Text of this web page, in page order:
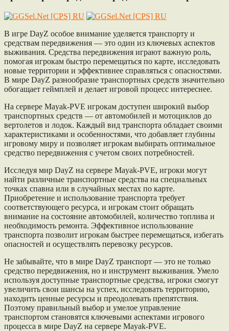
В игре DayZ особое внимание уделяется транспорту и
средствам передвижения — это один из ключевых аспектов
выживания. Средства передвижения играют важную роль,
помогая игрокам быстро перемещаться по карте, исследовать
новые территории и эффективнее справляться с опасностями.
В мире DayZ разнообразие транспортных средств значительно
обогащает геймплей и делает игровой процесс интереснее.
На сервере Mayak-PVE игрокам доступен широкий выбор
транспортных средств — от автомобилей и мотоциклов до
вертолетов и лодок. Каждый вид транспорта обладает своими
характеристиками и особенностями, что добавляет глубины
игровому миру и позволяет игрокам выбирать оптимальное
средство передвижения с учетом своих потребностей.
Исследуя мир DayZ на сервере Mayak-PVE, игроки могут
найти различные транспортные средства на специальных
точках спавна или в случайных местах по карте.
Приобретение и использование транспорта требует
соответствующего ресурса, и игрокам стоит обращать
внимание на состояние автомобилей, количество топлива и
необходимость ремонта. Эффективное использование
транспорта позволит игрокам быстрее перемещаться, избегать
опасностей и осуществлять перевозку ресурсов.
Не забывайте, что в мире DayZ транспорт — это не только
средство передвижения, но и инструмент выживания. Умело
используя доступные транспортные средства, игроки смогут
увеличить свои шансы на успех, исследовать территорию,
находить ценные ресурсы и преодолевать препятствия.
Поэтому правильный выбор и умелое управление
транспортом становятся ключевыми аспектами игрового
процесса в мире DayZ на сервере Mayak-PVE.